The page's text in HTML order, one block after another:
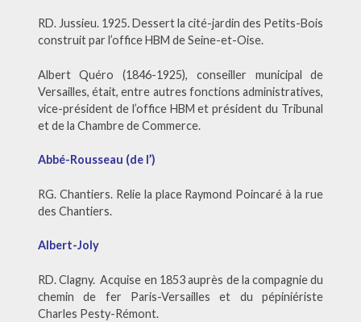
RD. Jussieu. 1925. Dessert la cité-jardin des Petits-Bois
construit par l’office HBM de Seine-et-Oise.
Albert Quéro (1846-1925), conseiller municipal de
Versailles, était, entre autres fonctions administratives,
vice-président de l’office HBM et président du Tribunal
et de la Chambre de Commerce.
Abbé-Rousseau (de l’)
RG. Chantiers. Relie la place Raymond Poincaré à la rue
des Chantiers.
Albert-Joly
RD. Clagny. Acquise en 1853 auprès de la compagnie du
chemin de fer Paris-Versailles et du pépiniériste
Charles Pesty-Rémont.